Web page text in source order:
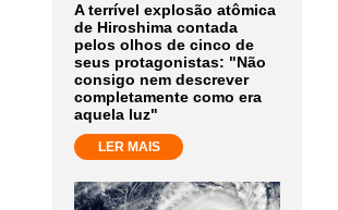
A terrível explosão atômica
de Hiroshima contada
pelos olhos de cinco de
seus protagonistas: "Não
consigo nem descrever
completamente como era
aquela luz"
LER MAIS